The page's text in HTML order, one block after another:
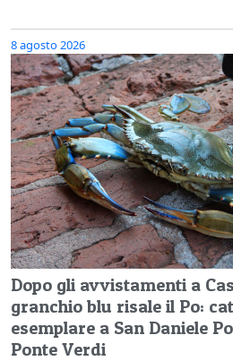
8 agosto 2026
Dopo gli avvistamenti a
granchio blu risale il Po:
esemplare a San Daniele
Ponte Verdi